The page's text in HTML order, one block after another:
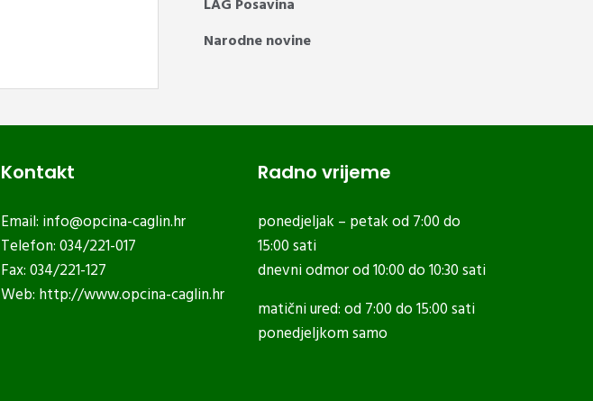
LAG Posavina
Narodne novine
Kontakt
Email: info@opcina-caglin.hr
Telefon: 034/221-017
Fax: 034/221-127
Web: http://www.opcina-caglin.hr
Radno vrijeme
ponedjeljak – petak od 7:00 do
15:00 sati
dnevni odmor od 10:00 do 10:30 sati
matični ured: od 7:00 do 15:00 sati
ponedjeljkom samo